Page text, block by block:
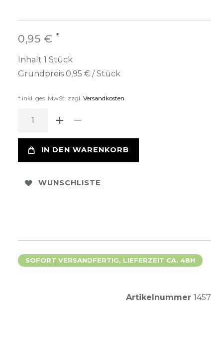
0,95 € *
Inhalt 1 Stück
Grundpreis 0,95 € / Stück
* inkl. ges. MwSt. zzgl. Versandkosten
IN DEN WARENKORB
WUNSCHLISTE
SOFORT VERSANDFERTIG, LIEFERZEIT CA. 48H
Artikelnummer 1457